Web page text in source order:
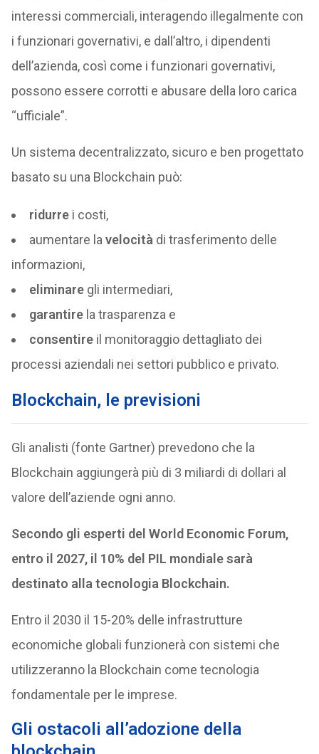
interessi commerciali, interagendo illegalmente con
i funzionari governativi, e dall’altro, i dipendenti
dell’azienda, così come i funzionari governativi,
possono essere corrotti e abusare della loro carica
“ufficiale”.
Un sistema decentralizzato, sicuro e ben progettato
basato su una Blockchain può:
ridurre i costi,
aumentare la velocità di trasferimento delle
informazioni,
eliminaregli intermediari,
garantirela trasparenza e
consentireil monitoraggio dettagliato dei
processi aziendali nei settori pubblico e privato.
Blockchain, le previsioni
Gli analisti (fonte Gartner) prevedono che la
Blockchain aggiungerà più di 3 miliardi di dollari al
valore dell’aziende ogni anno.
Secondo gli esperti del World Economic Forum,
entro il 2027, il 10% del PIL mondiale sarà
destinato alla tecnologia Blockchain.
Entro il 2030 il 15-20% delle infrastrutture
economiche globali funzionerà con sistemi che
utilizzeranno la Blockchain come tecnologia
fondamentale per le imprese.
Gli ostacoli all’adozione della